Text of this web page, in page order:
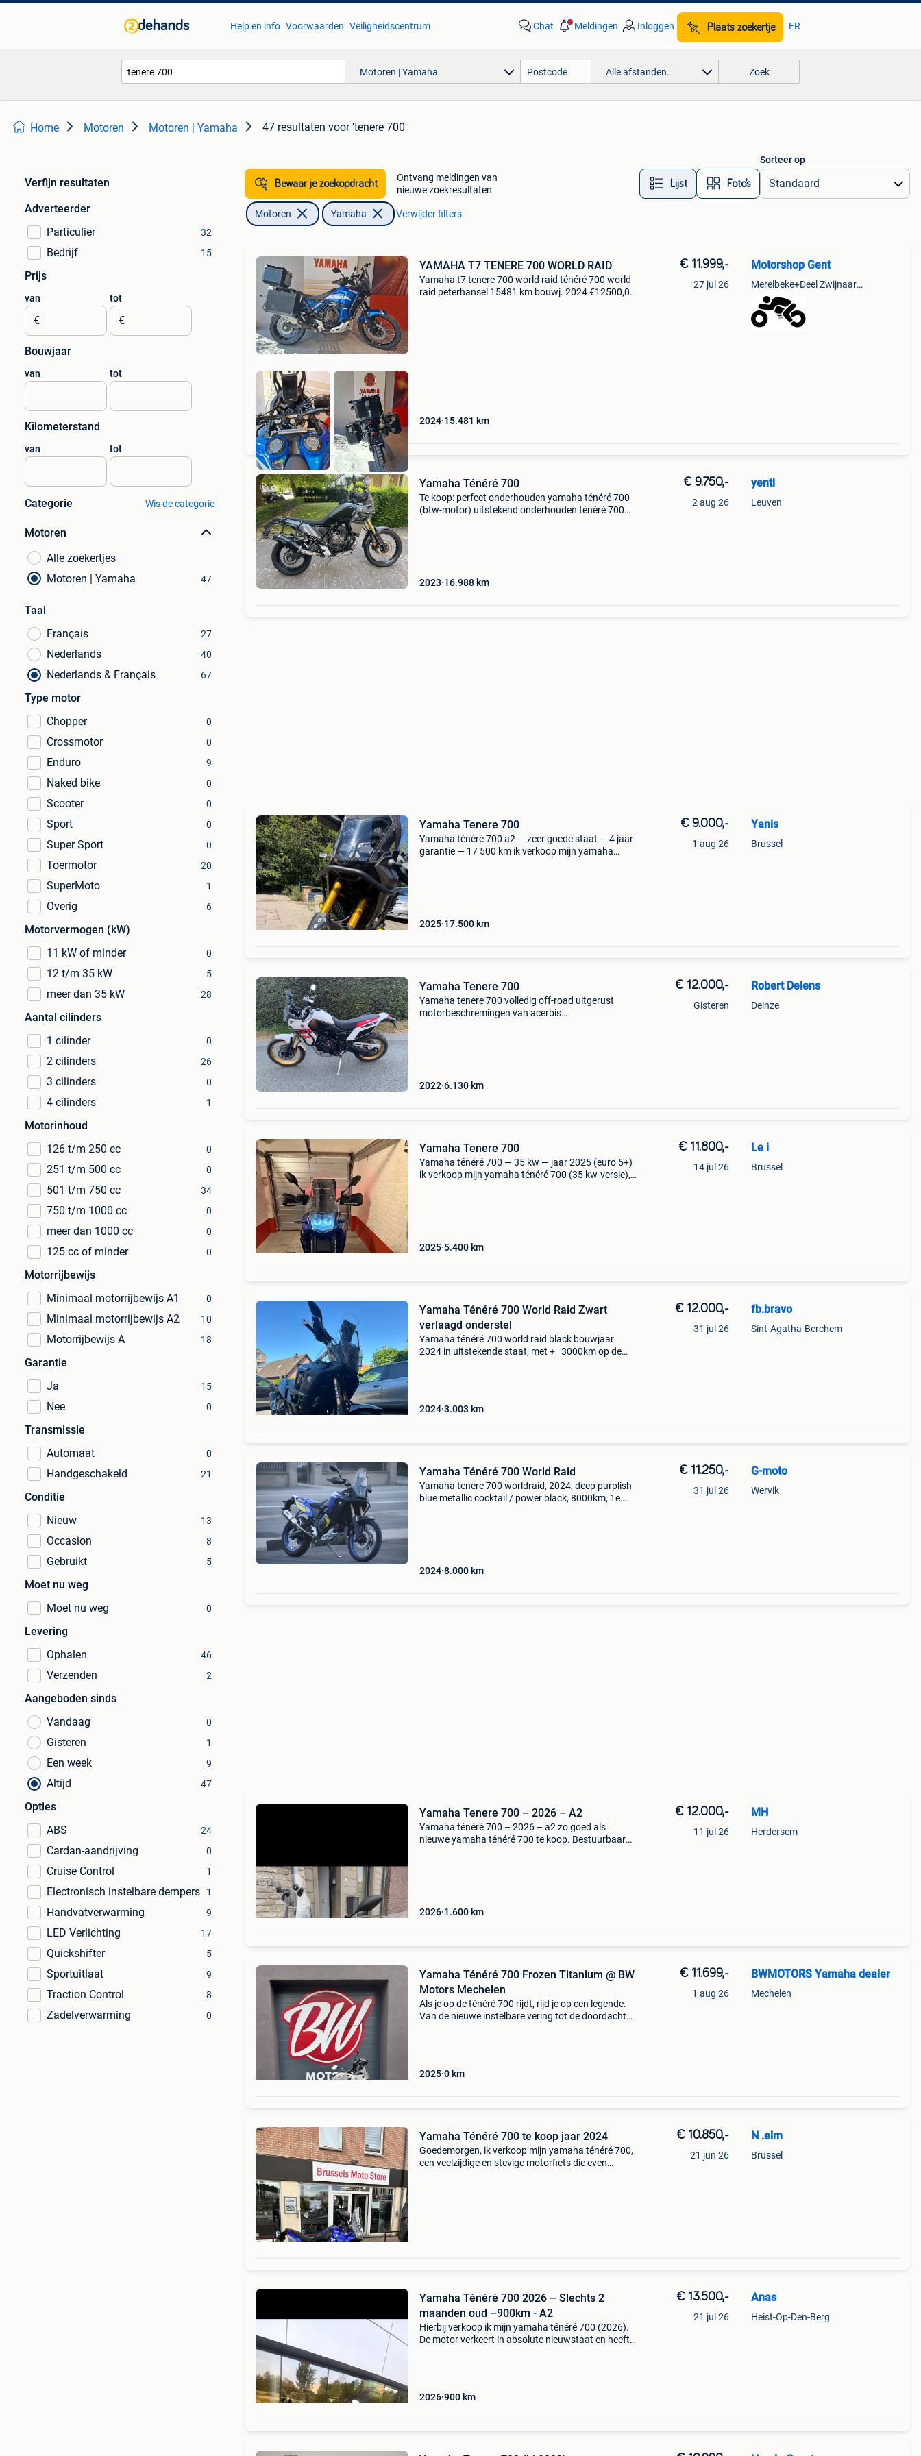
Help en info Voorwaarden Veiligheidscentrum Chat Meldingen Inloggen Plaats zoekertje FR
Motoren | Yamaha Alle afstanden… Zoek
Home Motoren Motoren | Yamaha 47 resultaten voor 'tenere 700'
Verfijn resultaten
Adverteerder
Particulier
32
Bedrijf 15
Prijs
van
€
tot
€
Bouwjaar
van tot
Kilometerstand
van tot
Categorie Wis de categorie
Motoren
Alle zoekertjes
Motoren | Yamaha
47
Taal
Français
27
Nederlands 40
Nederlands & Français 67
Type motor
Chopper
0
Crossmotor 0
Enduro 9
Naked bike 0
Scooter 0
Sport 0
Super Sport 0
Toermotor 20
SuperMoto 1
Overig 6
Motorvermogen (kW)
11 kW of minder
0
12 t/m 35 kW 5
meer dan 35 kW 28
Aantal cilinders
1 cilinder
0
2 cilinders 26
3 cilinders 0
4 cilinders 1
Motorinhoud
126 t/m 250 cc
0
251 t/m 500 cc 0
501 t/m 750 cc 34
750 t/m 1000 cc 0
meer dan 1000 cc 0
125 cc of minder 0
Motorrijbewijs
Minimaal motorrijbewijs A1
0
Minimaal motorrijbewijs A2 10
Motorrijbewijs A 18
Garantie
Ja
15
Nee 0
Transmissie
Automaat
0
Handgeschakeld 21
Conditie
Nieuw
13
Occasion 8
Gebruikt 5
Moet nu weg
Moet nu weg
0
Levering
Ophalen
46
Verzenden 2
Aangeboden sinds
Vandaag
0
Gisteren 1
Een week 9
Altijd 47
Opties
ABS
24
Cardan-aandrijving 0
Cruise Control 1
Electronisch instelbare dempers 1
Handvatverwarming 9
LED Verlichting 17
Quickshifter 5
Sportuitlaat 9
Traction Control 8
Zadelverwarming 0
Bewaar je zoekopdracht
Ontvang meldingen van
nieuwe zoekresultaten
Lijst Foto’s
Sorteer op
Motoren Yamaha Verwijder filters
YAMAHA T7 TENERE 700 WORLD RAID
Yamaha t7 tenere 700 world raid ténéré 700 world
raid peterhansel 15481 km bouwj. 2024 €12500,00
2024 15.481 km
€ 11.999,-
27 jul 26
Motorshop Gent
Merelbeke+Deel Zwijnaarde
Yamaha Ténéré 700
Te koop: perfect onderhouden yamaha ténéré 700
(btw-motor) uitstekend onderhouden ténéré 700
2023 16.988 km
€ 9.750,-
2 aug 26
yentl
Leuven
Yamaha Tenere 700
Yamaha ténéré 700 a2 — zeer goede staat — 4 jaar
garantie — 17 500 km ik verkoop mijn yamaha
2025 17.500 km
€ 9.000,-
1 aug 26
Yanis
Brussel
Yamaha Tenere 700
Yamaha tenere 700 volledig off-road uitgerust
motorbeschremingen van acerbis
2022 6.130 km
€ 12.000,-
Gisteren
Robert Delens
Deinze
Yamaha Tenere 700
Yamaha ténéré 700 — 35 kw — jaar 2025 (euro 5+)
ik verkoop mijn yamaha ténéré 700 (35 kw-versie),
2025 5.400 km
€ 11.800,-
14 jul 26
Le i
Brussel
Yamaha Ténéré 700 World Raid Zwart
verlaagd onderstel
Yamaha ténéré 700 world raid black bouwjaar
2024 in uitstekende staat, met +_ 3000km op de
2024 3.003 km
€ 12.000,-
31 jul 26
fb.bravo
Sint-Agatha-Berchem
Yamaha Ténéré 700 World Raid
Yamaha tenere 700 worldraid, 2024, deep purplish
blue metallic cocktail / power black, 8000km, 1e
2024 8.000 km
€ 11.250,-
31 jul 26
G-moto
Wervik
Yamaha Tenere 700 – 2026 – A2
Yamaha ténéré 700 – 2026 – a2 zo goed als
nieuwe yamaha ténéré 700 te koop. Bestuurbaar
2026 1.600 km
€ 12.000,-
11 jul 26
MH
Herdersem
Yamaha Ténéré 700 Frozen Titanium @ BW
Motors Mechelen
Als je op de ténéré 700 rijdt, rijd je op een legende.
Van de nieuwe instelbare vering tot de doordachte
2025 0 km
€ 11.699,-
1 aug 26
BWMOTORS Yamaha dealer
Mechelen
Yamaha Ténéré 700 te koop jaar 2024
Goedemorgen, ik verkoop mijn yamaha ténéré 700,
een veelzijdige en stevige motorfiets die even
€ 10.850,-
21 jun 26
N .elm
Brussel
Yamaha Ténéré 700 2026 – Slechts 2
maanden oud –900km - A2
Hierbij verkoop ik mijn yamaha ténéré 700 (2026).
De motor verkeert in absolute nieuwstaat en heeft
2026 900 km
€ 13.500,-
21 jul 26
Anas
Heist-Op-Den-Berg